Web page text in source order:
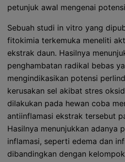
petunjuk awal mengenai
Sebuah studi in vitro yang
fitokimia terkemuka meneliti
ekstrak daun. Hasilnya
penghambatan radikal bebas
mengindikasikan potensi
kerusakan sel akibat stres
dilakukan pada hewan coba
antiinflamasi ekstrak tersebut
Hasilnya menunjukkan adanya
inflamasi, seperti edema dan
dibandingkan dengan